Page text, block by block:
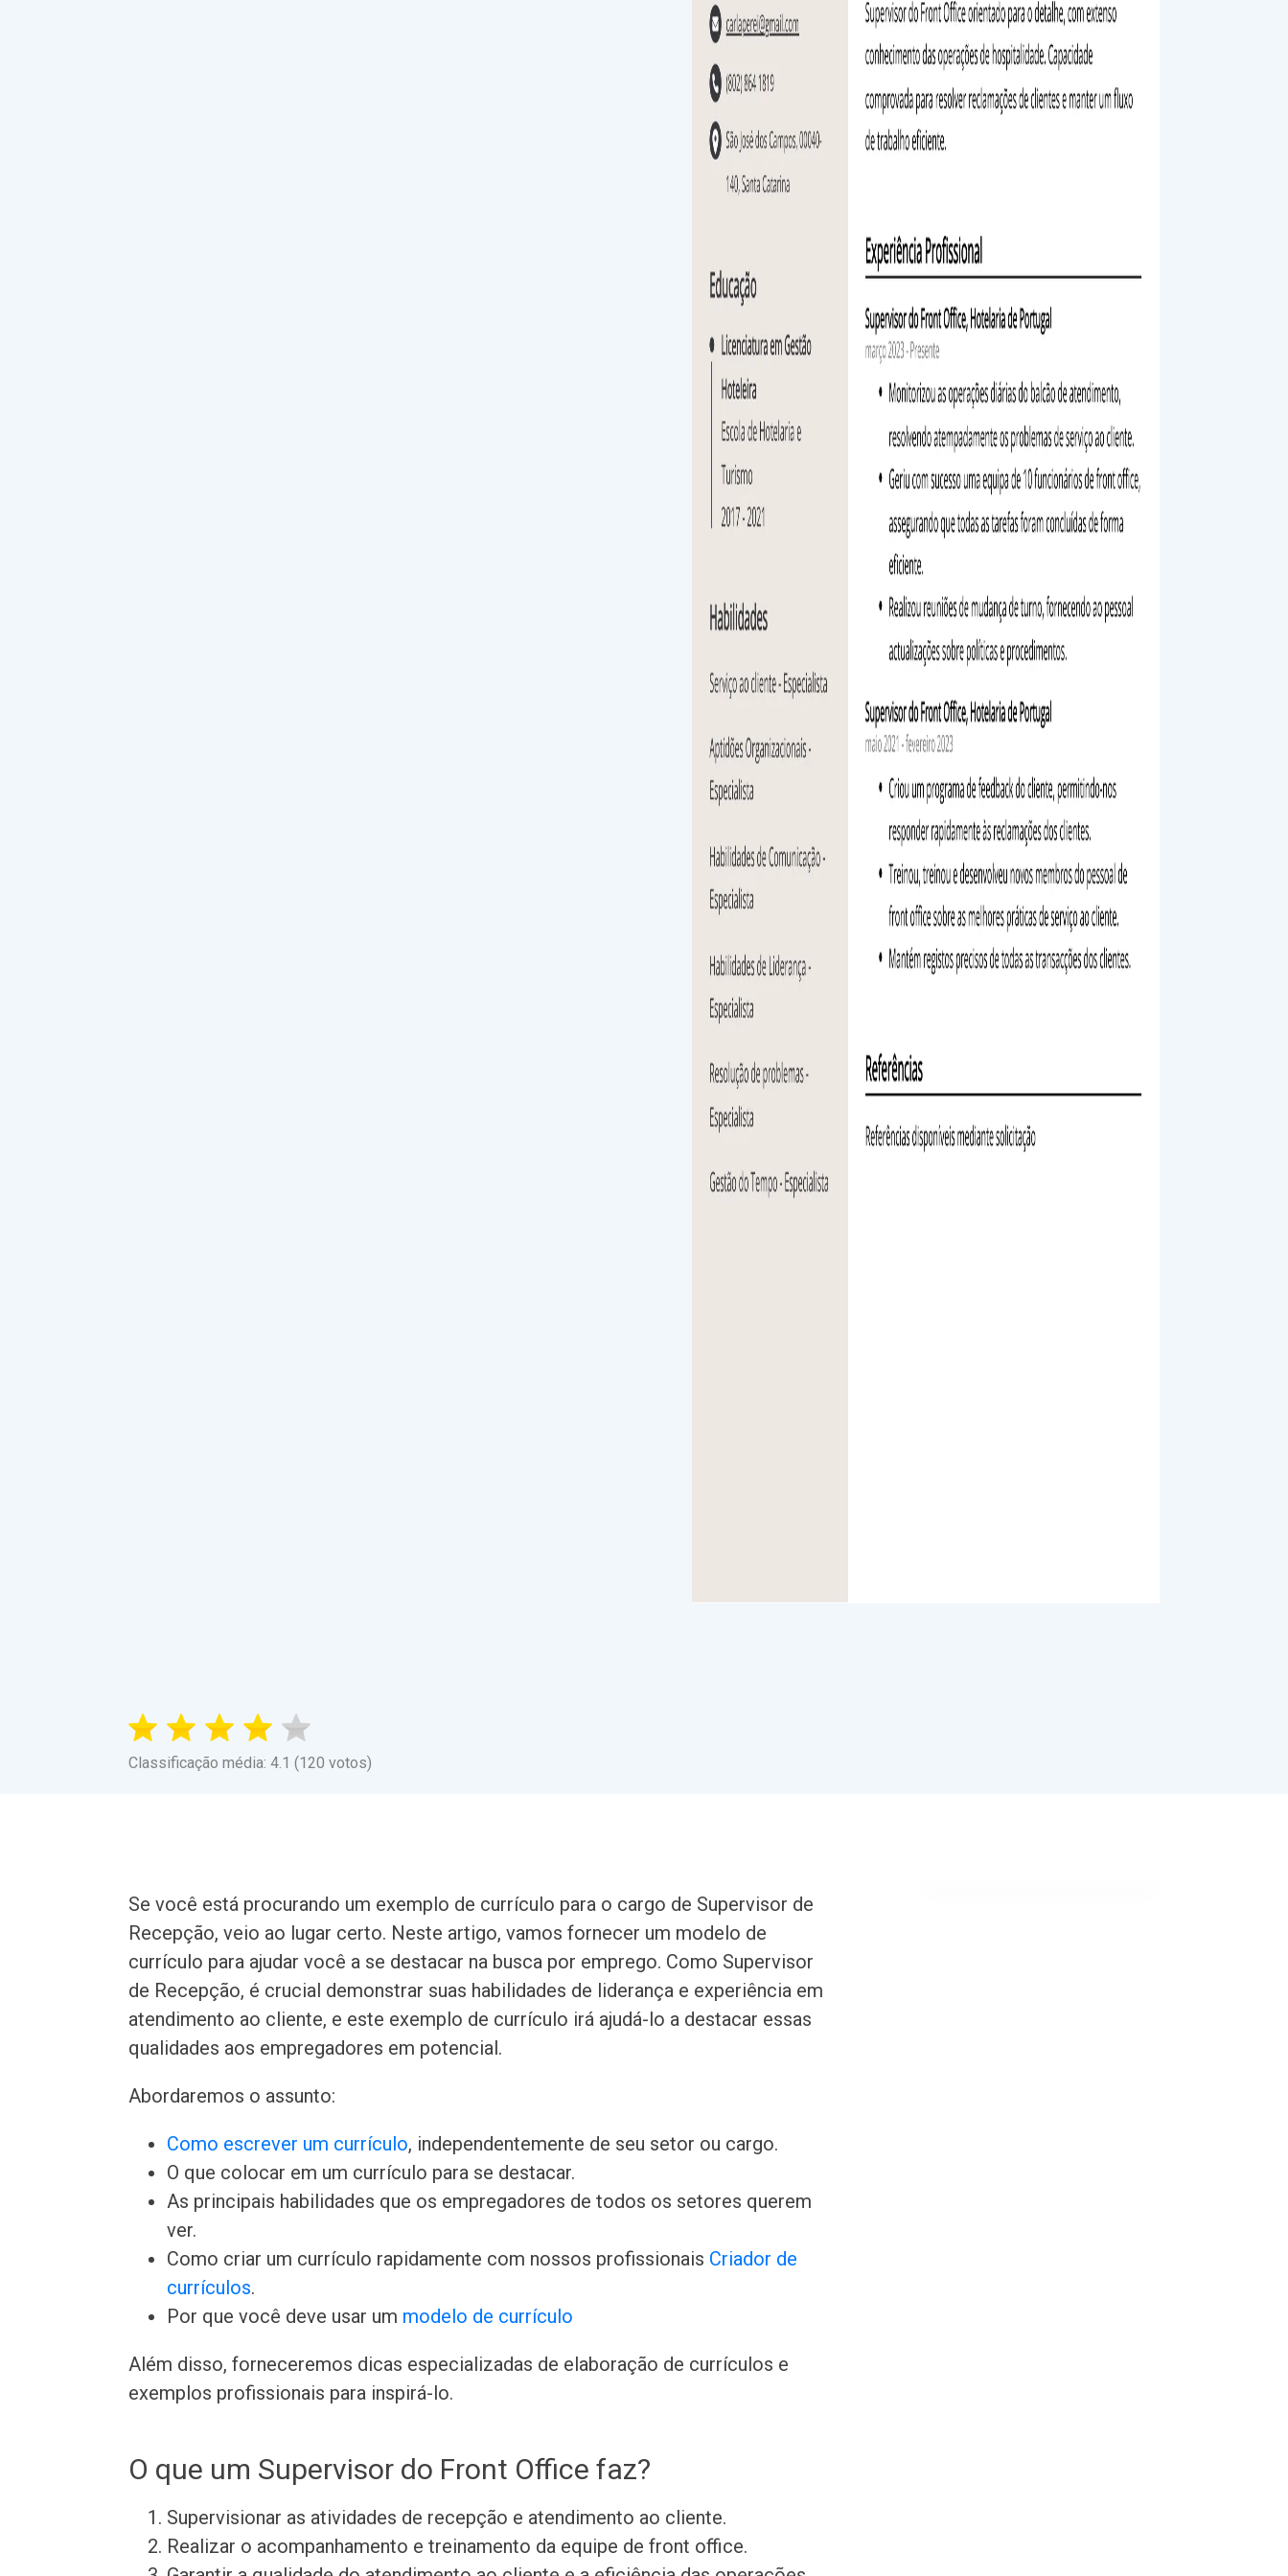
Classificação média: 4.1 (120 votos)
Se você está procurando um exemplo de currículo para o cargo de Supervisor de
Recepção, veio ao lugar certo. Neste artigo, vamos fornecer um modelo de
currículo para ajudar você a se destacar na busca por emprego. Como Supervisor
de Recepção, é crucial demonstrar suas habilidades de liderança e experiência em
atendimento ao cliente, e este exemplo de currículo irá ajudá-lo a destacar essas
qualidades aos empregadores em potencial.
Abordaremos o assunto:
Como escrever um currículo, independentemente de seu setor ou cargo.
O que colocar em um currículo para se destacar.
As principais habilidades que os empregadores de todos os setores querem
ver.
Como criar um currículo rapidamente com nossos profissionais Criador de
currículos.
Por que você deve usar um modelo de currículo
Além disso, forneceremos dicas especializadas de elaboração de currículos e
exemplos profissionais para inspirá-lo.
O que um Supervisor do Front Office faz?
Supervisionar as atividades de recepção e atendimento ao cliente.
Realizar o acompanhamento e treinamento da equipe de front office.